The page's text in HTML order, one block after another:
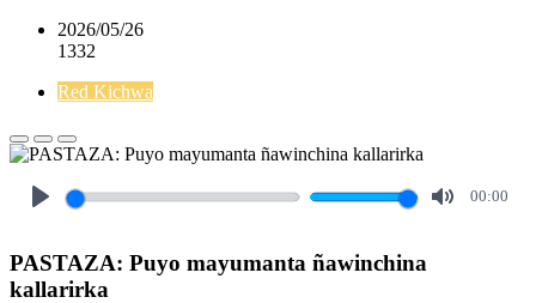
2026/05/26
1332
Red Kichwa
00:00
PASTAZA: Puyo mayumanta ñawinchina
kallarirka